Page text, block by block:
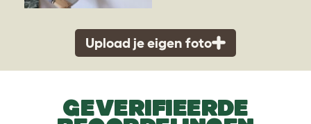
Upload je eigen foto
GEVERIFIEERDE